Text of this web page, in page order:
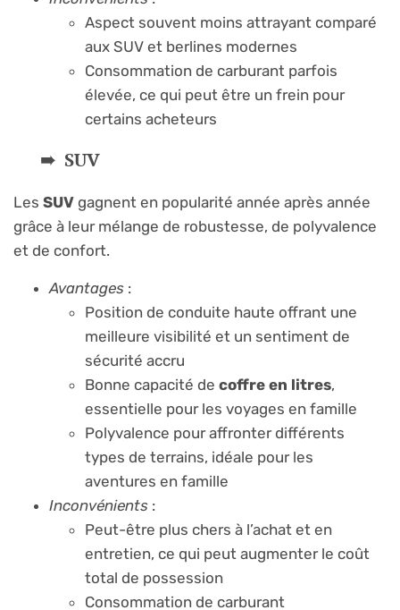
Aspect souvent moins attrayant comparé
aux SUV et berlines modernes
Consommation de carburant parfois
élevée, ce qui peut être un frein pour
certains acheteurs
SUV
Les SUV gagnent en popularité année après année
grâce à leur mélange de robustesse, de polyvalence
et de confort.
Avantages :
Position de conduite haute offrant une
meilleure visibilité et un sentiment de
sécurité accru
Bonne capacité de coffre en litres,
essentielle pour les voyages en famille
Polyvalence pour affronter différents
types de terrains, idéale pour les
aventures en famille
Inconvénients :
Peut-être plus chers à l’achat et en
entretien, ce qui peut augmenter le coût
total de possession
Consommation de carburant